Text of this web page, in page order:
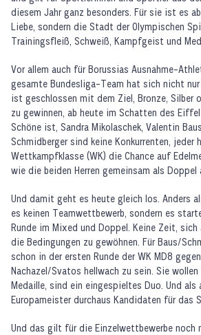
diesem Jahr ganz besonders. Für sie ist es
Liebe, sondern die Stadt der Olympischen
Trainingsfleiß, Schweiß, Kampfgeist und
Vor allem auch für Borussias Ausnahme-
gesamte Bundesliga-Team hat sich nicht
ist geschlossen mit dem Ziel, Bronze, Silber
zu gewinnen, ab heute im Schatten des
Schöne ist, Sandra Mikolaschek, Valentin
Schmidberger sind keine Konkurrenten, jeder
Wettkampfklasse (WK) die Chance auf
wie die beiden Herren gemeinsam als Doppel
Und damit geht es heute gleich los. Anders
es keinen Teamwettbewerb, sondern es
Runde im Mixed und Doppel. Keine Zeit,
die Bedingungen zu gewöhnen. Für Baus/
schon in der ersten Runde der WK MD8
Nachazel/Svatos hellwach zu sein. Sie
Medaille, sind ein eingespieltes Duo. Und als
Europameister durchaus Kandidaten für das
Und das gilt für die Einzelwettbewerbe noch